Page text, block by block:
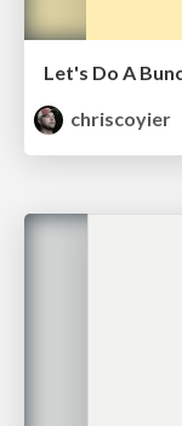
chriscoyier